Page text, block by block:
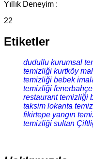
Yıllık Deneyim :
22
Etiketler
dudullu kurumsal
temizliği kurtköy
temizliği bebek
temizliği
restaurant temizliği
taksim lokanta
fikirtepe yangın
temizliği sultan